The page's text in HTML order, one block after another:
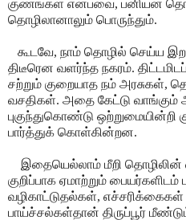
குணங்கள் என்பவை, பனியன்
தொழிலானாலும் பொருந்தும்.
கூடவே, நாம் தொழில் செய்ய
திடீரென வளர்ந்த நகரம்.
சற்றும் குறையாத நம் அரசுகள்,
வசதிகள். அதை கேட்டு வாங்கும்
புகுந்துகொண்டு
பார்த்துக் கொள்கின்றன.
இதையெல்லாம் மீறி தொழிலின்
குறிப்பாக ஏமாற்றும்
வழிகாட்டுதல்கள்,
பாய்ச்சல்கள்தான் திருப்பூர்